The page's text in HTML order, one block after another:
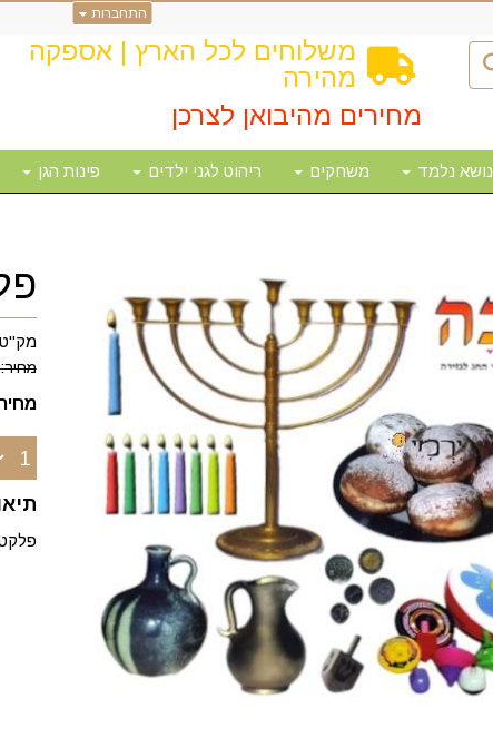
התחברות
משלוחים לכל הארץ | אספקה
מהירה
מחירים מהיבואן לצרכן
נושא נלמד משחקים ריהוט לגני ילדים פינות הגן